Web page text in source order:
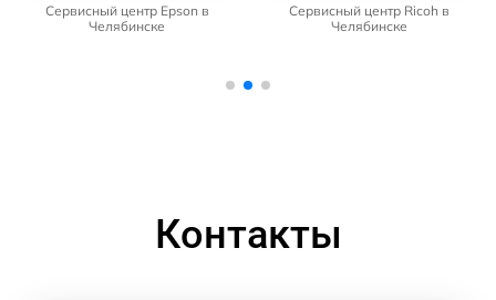
Сервисный центр Epson в
Челябинске
Сервисный центр Ricoh в
Челябинске
Контакты